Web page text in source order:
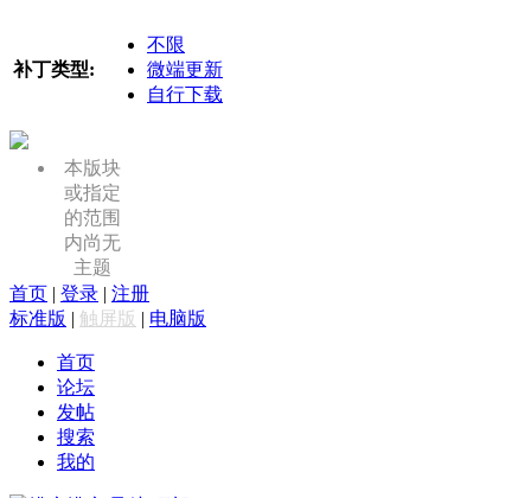
补丁类型:
不限
微端更新
自行下载
本版块
或指定
的范围
内尚无
主题
首页 | 登录 | 注册
标准版 | 触屏版 | 电脑版
首页
论坛
发帖
搜索
我的